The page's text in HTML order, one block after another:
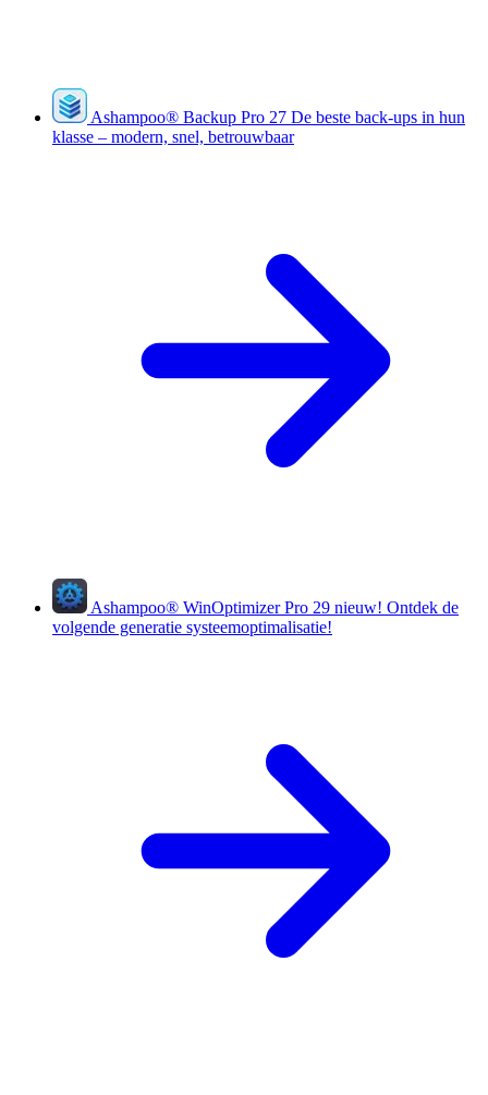
Ashampoo® Backup Pro 27 De beste back-ups in hun
klasse – modern, snel, betrouwbaar
Ashampoo® WinOptimizer Pro 29 nieuw! Ontdek de
volgende generatie systeemoptimalisatie!